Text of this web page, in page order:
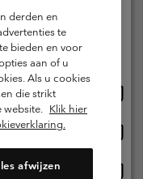
Garantie
inhoud
Impressum
derden en
te
bieden en voor
aan of u
Als u cookies
die strikt
website. Klik hier
afwijzen
en taal